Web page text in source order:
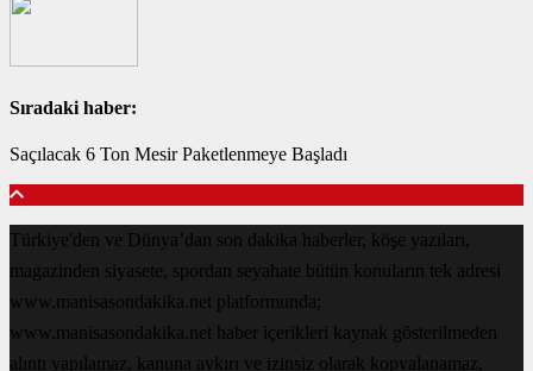
Sıradaki haber:
Saçılacak 6 Ton Mesir Paketlenmeye Başladı
Türkiye'den ve Dünya’dan son dakika haberler, köşe yazıları,
magazinden siyasete, spordan seyahate bütün konuların tek adresi
www.manisasondakika.net platformunda;
www.manisasondakika.net haber içerikleri kaynak gösterilmeden
alıntı yapılamaz, kanuna aykırı ve izinsiz olarak kopyalanamaz,